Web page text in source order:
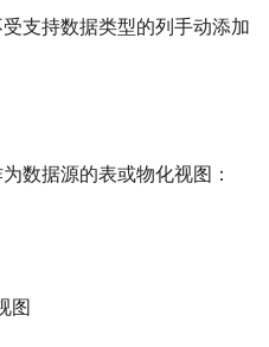
支持数据类型的列手动添加
数据源的表或物化视图：
图